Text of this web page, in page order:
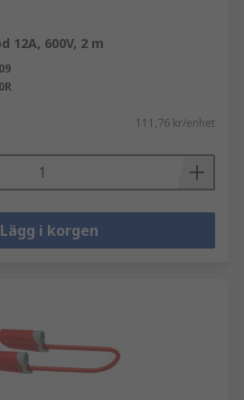
12A, 600V, 2 m
111,76 kr/enhet
Lägg i korgen